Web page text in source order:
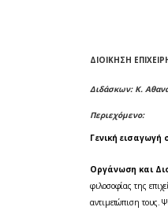
ΔΙΟΙΚΗΣΗ
Διδάσκων: Κ.
Περιεχόμενο:
Γενική εισαγωγή
Οργάνωση και
φιλοσοφίας της
αντιμετώπιση τους.